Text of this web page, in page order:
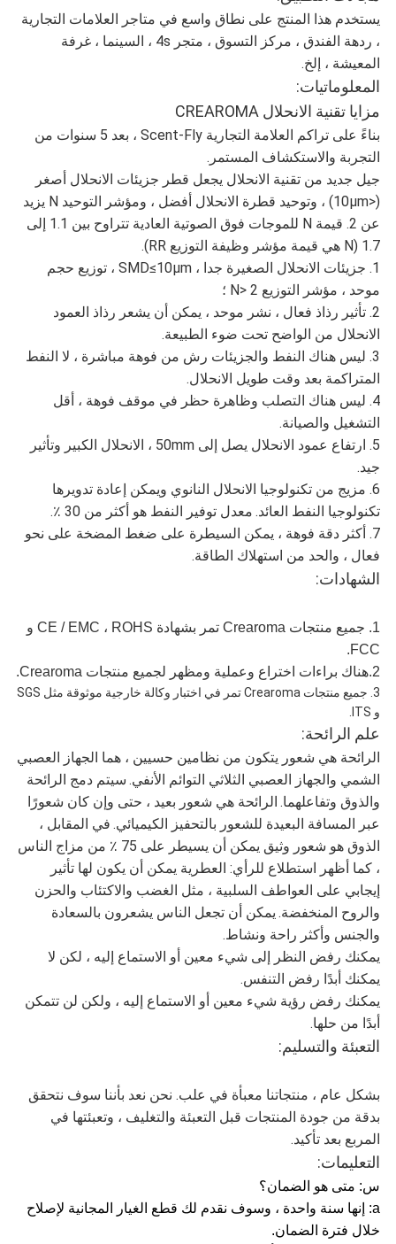
يستخدم هذا المنتج على نطاق واسع في متاجر العلامات التجارية
، ردهة الفندق ، مركز التسوق ، متجر 4s ، السينما ، غرفة
المعيشة ، إلخ.
المعلوماتيات:
مزايا تقنية الانحلال CREAROMA
بناءً على تراكم العلامة التجارية Scent-Fly ، بعد 5 سنوات من
التجربة والاستكشاف المستمر.
جيل جديد من تقنية الانحلال يجعل قطر جزيئات الانحلال أصغر
(<10μm) ، وتوحيد قطرة الانحلال أفضل ، ومؤشر التوحيد N يزيد
عن 2. قيمة N للموجات فوق الصوتية العادية تتراوح بين 1.1 إلى
1.7 (N هي قيمة مؤشر وظيفة التوزيع RR).
1. جزيئات الانحلال الصغيرة جدا ، SMD≤10μm ، توزيع حجم
موحد ، مؤشر التوزيع N> 2 ؛
2. تأثير رذاذ فعال ، نشر موحد ، يمكن أن يشعر رذاذ العمود
الانحلال من الواضح تحت ضوء الطبيعة.
3. ليس هناك النفط والجزيئات رش من فوهة مباشرة ، لا النفط
المتراكمة بعد وقت طويل الانحلال.
4. ليس هناك التصلب وظاهرة حظر في موقف فوهة ، أقل
التشغيل والصيانة.
5. ارتفاع عمود الانحلال يصل إلى 50mm ، الانحلال الكبير وتأثير
جيد.
6. مزيج من تكنولوجيا الانحلال النانوي ويمكن إعادة تدويرها
تكنولوجيا النفط العائد. معدل توفير النفط هو أكثر من 30 ٪.
7. أكثر دقة فوهة ، يمكن السيطرة على ضغط المضخة على نحو
فعال ، والحد من استهلاك الطاقة.
الشهادات:
1. جميع منتجات Crearoma تمر بشهادة CE / EMC ، ROHS و
FCC.
2.هناك براءات اختراع وعملية ومظهر لجميع منتجات Crearoma.
3. جميع منتجات Crearoma تمر في اختبار وكالة خارجية موثوقة مثل SGS
و ITS.
علم الرائحة:
الرائحة هي شعور يتكون من نظامين حسيين ، هما الجهاز العصبي
الشمي والجهاز العصبي الثلاثي التوائم الأنفي. سيتم دمج الرائحة
والذوق وتفاعلهما. الرائحة هي شعور بعيد ، حتى وإن كان شعورًا
عبر المسافة البعيدة للشعور بالتحفيز الكيميائي. في المقابل ،
الذوق هو شعور وثيق يمكن أن يسيطر على 75 ٪ من مزاج الناس
، كما أظهر استطلاع للرأي: العطرية يمكن أن يكون لها تأثير
إيجابي على العواطف السلبية ، مثل الغضب والاكتئاب والحزن
والروح المنخفضة. يمكن أن تجعل الناس يشعرون بالسعادة
والجنس وأكثر راحة ونشاط.
يمكنك رفض النظر إلى شيء معين أو الاستماع إليه ، لكن لا
يمكنك أبدًا رفض التنفس.
يمكنك رفض رؤية شيء معين أو الاستماع إليه ، ولكن لن تتمكن
أبدًا من حلها.
التعبئة والتسليم:
بشكل عام ، منتجاتنا معبأة في علب. نحن نعد بأننا سوف نتحقق
بدقة من جودة المنتجات قبل التعبئة والتغليف ، وتعبئتها في
المربع بعد تأكيد.
التعليمات:
س: متى هو الضمان؟
a: إنها سنة واحدة ، وسوف نقدم لك قطع الغيار المجانية لإصلاح
خلال فترة الضمان.